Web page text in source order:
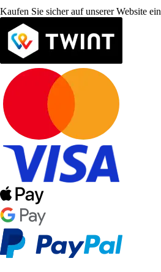
Kaufen Sie sicher auf unserer Website ein